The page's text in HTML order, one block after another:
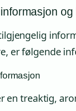
er følgende
en treaktig,